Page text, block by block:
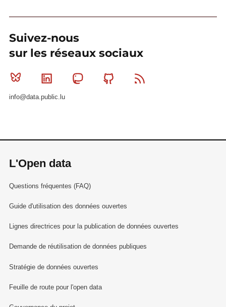
Suivez-nous
sur les réseaux sociaux
Bluesky Linkedin MastodonGithub
info@data.public.lu
L'Open data
Questions fréquentes (FAQ)
Guide d'utilisation des données ouvertes
Lignes directrices pour la publication de données ouvertes
Demande de réutilisation de données publiques
Stratégie de données ouvertes
Feuille de route pour l'open data